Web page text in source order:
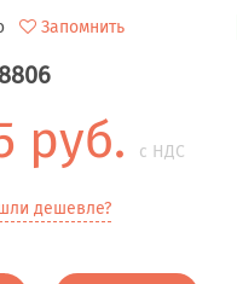
Запомнить
руб. с НДС
дешевле?